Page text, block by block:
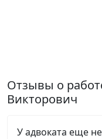
Отзывы о
Викторович
У адвоката еще